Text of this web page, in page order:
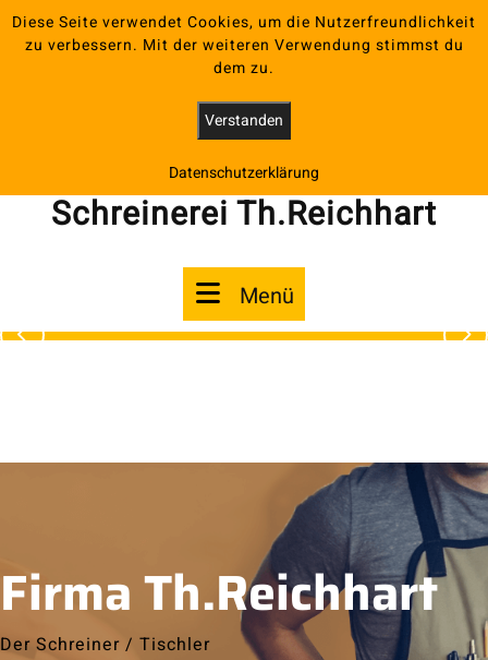
Inhalt
springen
061075036371
kontakt@schreinerei-reichhart.de
Schreinerei Th.Reichhart
Menü
Zurück
Firma Th.Reichhart
Der Schreiner / Tischler
Diese Seite verwendet Cookies, um die Nutzerfreundlichkeit
zu verbessern. Mit der weiteren Verwendung stimmst du
dem zu.
Verstanden
Datenschutzerklärung